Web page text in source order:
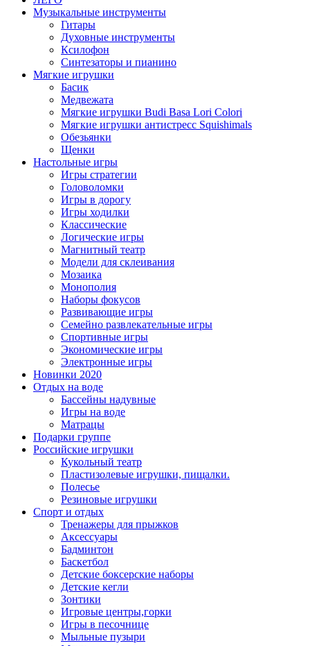
Музыкальные инструменты
Гитары
Духовные инструменты
Ксилофон
Синтезаторы и пианино
Мягкие игрушки
Басик
Медвежата
Мягкие игрушки Budi Basa Lori Colori
Мягкие игрушки антистресс Squishimals
Обезьянки
Щенки
Настольные игры
Игры стратегии
Головоломки
Игры в дорогу
Игры ходилки
Классические
Логические игры
Магнитный театр
Модели для склеивания
Мозаика
Монополия
Наборы фокусов
Развивающие игры
Семейно развлекательные игры
Спортивные игры
Экономические игры
Электронные игры
Новинки 2020
Отдых на воде
Бассейны надувные
Игры на воде
Матрацы
Подарки группе
Российские игрушки
Кукольный театр
Пластизолевые игрушки, пищалки.
Полесье
Резиновые игрушки
Спорт и отдых
Тренажеры для прыжков
Аксессуары
Бадминтон
Баскетбол
Детские боксерские наборы
Детские кегли
Зонтики
Игровые центры,горки
Игры в песочнице
Мыльные пузыри